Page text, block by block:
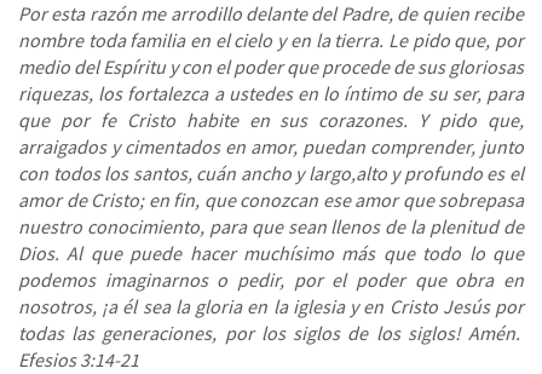
Por esta razón me arrodillo delante del Padre, de quien recibe
nombre toda familia en el cielo y en la tierra. Le pido que, por
medio del Espíritu y con el poder que procede de sus gloriosas
riquezas, los fortalezca a ustedes en lo íntimo de su ser, para
que por fe Cristo habite en sus corazones. Y pido que,
arraigados y cimentados en amor, puedan comprender, junto
con todos los santos, cuán ancho y largo,alto y profundo es el
amor de Cristo; en fin, que conozcan ese amor que sobrepasa
nuestro conocimiento, para que sean llenos de la plenitud de
Dios. Al que puede hacer muchísimo más que todo lo que
podemos imaginarnos o pedir, por el poder que obra en
nosotros, ¡a él sea la gloria en la iglesia y en Cristo Jesús por
todas las generaciones, por los siglos de los siglos! Amén.
Efesios 3:14-21